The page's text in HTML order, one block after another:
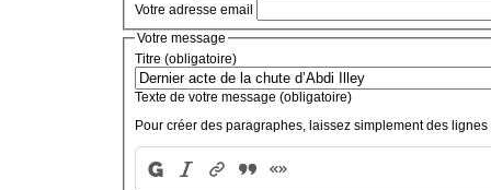
Votre adresse email
Votre message
Titre (obligatoire)
Texte de votre message (obligatoire)
Pour créer des paragraphes, laissez simplement des lignes